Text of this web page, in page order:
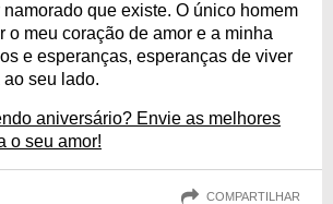
que existe. O único homem
o meu coração de amor e a minha
e esperanças, esperanças de viver
seu lado.
aniversário? Envie as melhores
o seu amor!
COMPARTILHAR